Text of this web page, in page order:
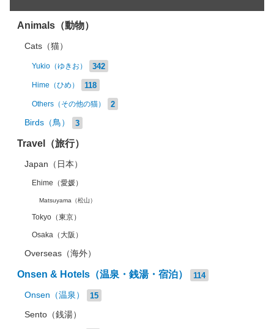
Animals（動物）
Cats（猫）
Yukio（ゆきお） 342
Hime（ひめ） 118
Others（その他の猫） 2
Birds（鳥） 3
Travel（旅行）
Japan（日本）
Ehime（愛媛）
Matsuyama（松山）
Tokyo（東京）
Osaka（大阪）
Overseas（海外）
Onsen & Hotels（温泉・銭湯・宿泊） 114
Onsen（温泉） 15
Sento（銭湯）